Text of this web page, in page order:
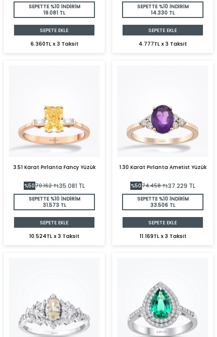
SEPETTE %10 İNDİRİM
19.081 TL
SEPETE EKLE
6.360TL x 3 Taksit
SEPETTE %10 İNDİRİM
14.330 TL
SEPETE EKLE
4.777TL x 3 Taksit
3.51 Karat Pırlanta Fancy Yüzük
%5070.162TL35.081 TL
SEPETTE %10 İNDİRİM
31.573 TL
SEPETE EKLE
10.524TL x 3 Taksit
1.30 Karat Pırlanta Ametist Yüzük
%5074.458TL37.229 TL
SEPETTE %10 İNDİRİM
33.506 TL
SEPETE EKLE
11.169TL x 3 Taksit